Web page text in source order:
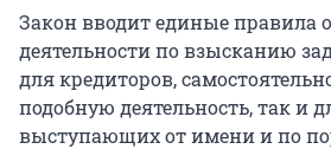
Закон вводит единые правила
деятельности по взысканию
для кредиторов,
подобную деятельность, так и
выступающих от имени и по